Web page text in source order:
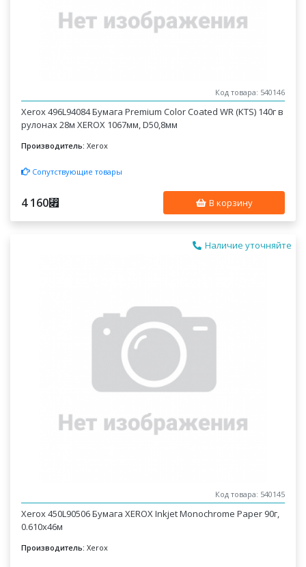
Код товара: 540146
Xerox 496L94084 Бумага Premium Color Coated WR (KTS) 140г в
рулонах 28м XEROX 1067мм, D50,8мм
Производитель: Xerox
Сопутствующие товары
4 160⃏ В корзину
Наличие уточняйте
Код товара: 540145
Xerox 450L90506 Бумага XEROX Inkjet Monochrome Paper 90г,
0.610x46м
Производитель: Xerox